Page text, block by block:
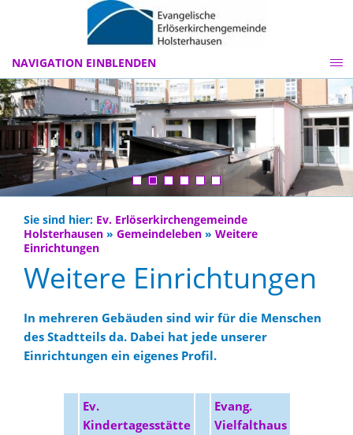
NAVIGATION EINBLENDEN
Sie sind hier: Ev. Erlöserkirchengemeinde
Holsterhausen » Gemeindeleben » Weitere
Einrichtungen
Weitere Einrichtungen
In mehreren Gebäuden sind wir für die Menschen
des Stadtteils da. Dabei hat jede unserer
Einrichtungen ein eigenes Profil.
Ev.
Kindertagesstätte
Evang.
Vielfalthaus